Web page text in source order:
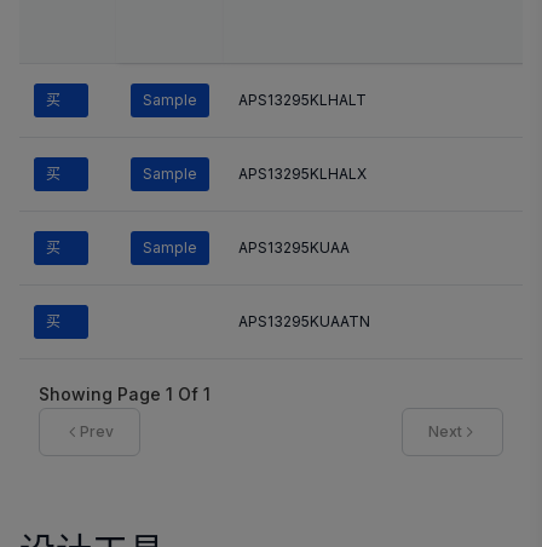
买 Sample APS13295KLHALT
买 Sample APS13295KLHALX
买 Sample APS13295KUAA
买 APS13295KUAATN
Showing Page 1 Of 1
Prev Next